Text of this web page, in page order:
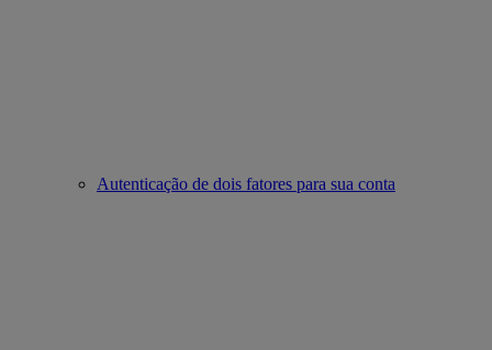
Autenticação de dois fatores para sua conta